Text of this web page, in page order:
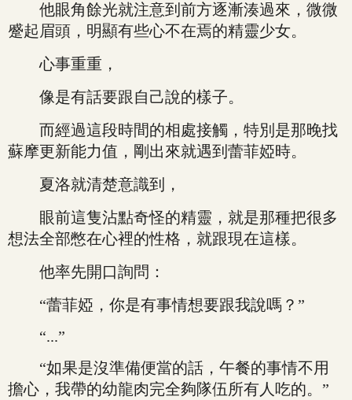
他眼角餘光就注意到前方逐漸湊過來，微微
蹙起眉頭，明顯有些心不在焉的精靈少女。
心事重重，
像是有話要跟自己說的樣子。
而經過這段時間的相處接觸，特別是那晚找
蘇摩更新能力值，剛出來就遇到蕾菲婭時。
夏洛就清楚意識到，
眼前這隻沾點奇怪的精靈，就是那種把很多
想法全部憋在心裡的性格，就跟現在這樣。
他率先開口詢問：
“蕾菲婭，你是有事情想要跟我說嗎？”
“...”
“如果是沒準備便當的話，午餐的事情不用
擔心，我帶的幼龍肉完全夠隊伍所有人吃的。”